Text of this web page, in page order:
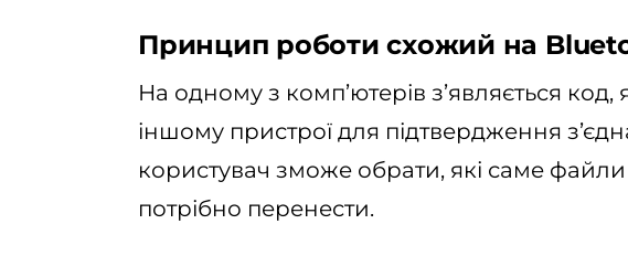
Принцип роботи схожий на
На одному з комп’ютерів з’являється
іншому пристрої для підтвердження
користувач зможе обрати, які саме
потрібно перенести.